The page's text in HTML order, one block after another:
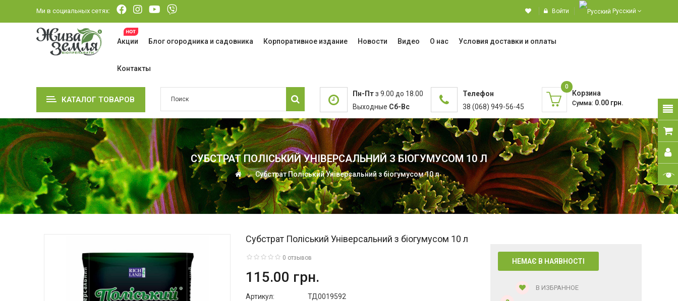
Ми в социальных сетях: Русский
Войти
Акции Блог огородника и садовника Корпоративное издание Новости Видео О нас Условия доставки и оплаты
Контакты
КАТАЛОГ ТОВАРОВ
Пн-Птз 9.00 до 18.00
Выходные Сб-Вс
Телефон
38 (068) 949-56-45
Корзина
0
Сумма: 0.00 грн.
СУБСТРАТ ПОЛІСЬКИЙ УНІВЕРСАЛЬНИЙ З БІОГУМУСОМ 10 Л
Субстрат Поліський Універсальний з біогумусом 10 л
Субстрат Поліський Універсальний з біогумусом 10 л
0 отзывов
115.00 грн.
Артикул:
ТД0019592
В ИЗБРАННОЕ